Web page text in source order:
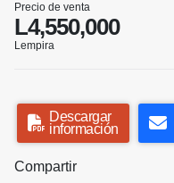
Precio de venta
L4,550,000
Lempira
Descargar
información
Compartir